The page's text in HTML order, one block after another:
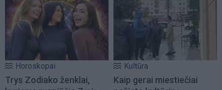
Horoskopai
Trys Zodiako ženklai,
Kultūra
Kaip gerai miestiečiai